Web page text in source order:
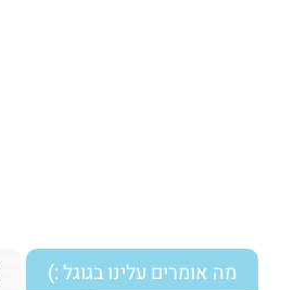
מה אומרים עלינו בגוגל :)